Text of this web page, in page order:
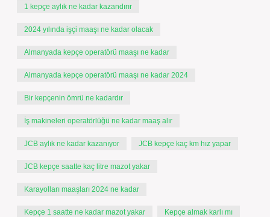
1 kepçe aylık ne kadar kazandırır
2024 yılında işçi maaşı ne kadar olacak
Almanyada kepçe operatörü maaşı ne kadar
Almanyada kepçe operatörü maaşı ne kadar 2024
Bir kepçenin ömrü ne kadardır
İş makineleri operatörlüğü ne kadar maaş alır
JCB aylık ne kadar kazanıyor JCB kepçe kaç km hız yapar
JCB kepçe saatte kaç litre mazot yakar
Karayolları maaşları 2024 ne kadar
Kepçe 1 saatte ne kadar mazot yakar Kepçe almak karlı mı